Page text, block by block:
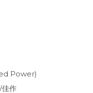
Power)
/佳作